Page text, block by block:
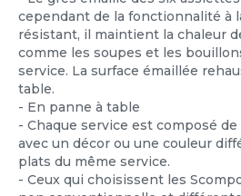
cependant de la fonctionnalité à
résistant, il maintient la chaleur
comme les soupes et les
service. La surface émaillée
table.
- En panne à table
- Chaque service est composé
avec un décor ou une couleur
plats du même service.
- Ceux qui choisissent les